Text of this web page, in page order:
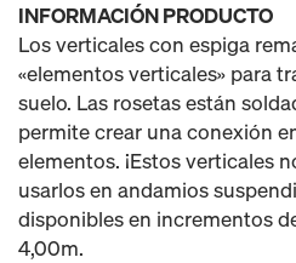
INFORMACIÓN PRODUCTO
Los verticales con espiga
«elementos verticales» para
suelo. Las rosetas están
permite crear una conexión
elementos. ¡Estos verticales
usarlos en andamios
disponibles en incrementos
4,00m.